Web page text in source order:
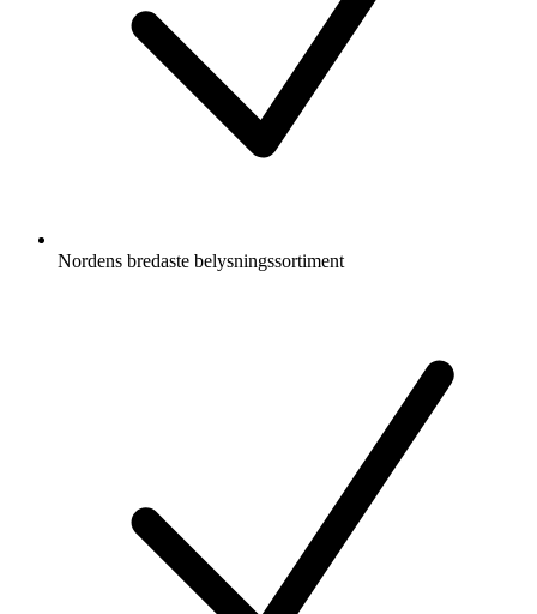
Nordens bredaste belysningssortiment